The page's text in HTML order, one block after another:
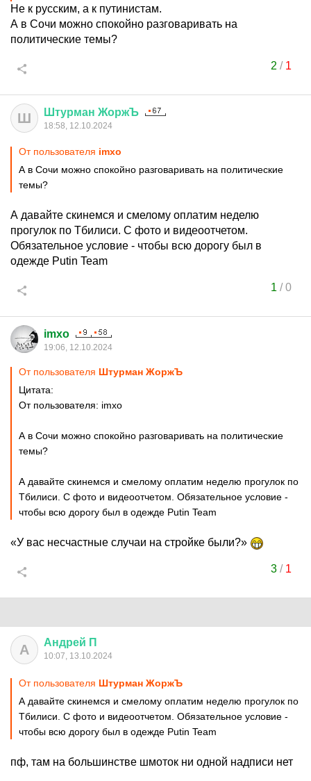
Не к русским, а к путинистам.
А в Сочи можно спокойно разговаривать на
политические темы?
2 / 1
Ш Штурман ЖоржЪ
18:58, 12.10.2024
От пользователя imxo
А в Сочи можно спокойно разговаривать на политические
темы?
А давайте cкинемся и смелому оплатим неделю
прогулок по Тбилиси. С фото и видеоотчетом.
Обязательное условие - чтобы всю дорогу был в
одежде Putin Team
1 /0
imxo
19:06, 12.10.2024
От пользователя Штурман ЖоржЪ
Цитата:
От пользователя: imxo
А в Сочи можно спокойно разговаривать на политические
темы?
А давайте cкинемся и смелому оплатим неделю прогулок по
Тбилиси. С фото и видеоотчетом. Обязательное условие -
чтобы всю дорогу был в одежде Putin Team
«У вас несчастные случаи на стройке были?»
3/ 1
А Андрей П
10:07, 13.10.2024
От пользователя Штурман ЖоржЪ
А давайте cкинемся и смелому оплатим неделю прогулок по
Тбилиси. С фото и видеоотчетом. Обязательное условие -
чтобы всю дорогу был в одежде Putin Team
пф, там на большинстве шмоток ни одной надписи нет